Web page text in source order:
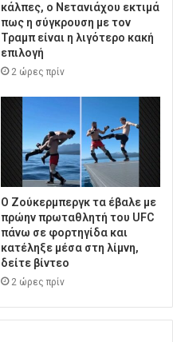
κάλπες, ο Νετανιάχου εκτιμά
πως η σύγκρουση με τον
Τραμπ είναι η λιγότερο κακή
επιλογή
2 ώρες πρίν
Ο Ζούκερμπεργκ τα έβαλε με
πρώην πρωταθλητή του UFC
πάνω σε φορτηγίδα και
κατέληξε μέσα στη λίμνη,
δείτε βίντεο
2 ώρες πρίν